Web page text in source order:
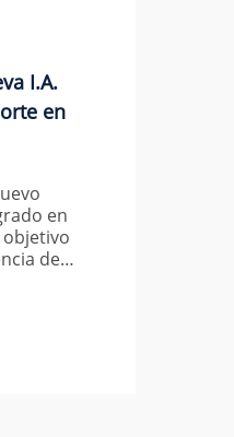
I.A.
en
en
objetivo
de…